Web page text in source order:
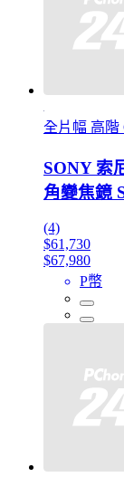
全片幅 高階
SONY 索
角變焦鏡
(4)
$61,730
$67,980
P幣